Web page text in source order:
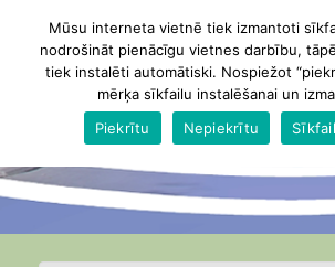
Mūsu interneta vietnē tiek izmantoti
nodrošināt pienācīgu vietnes darbību,
tiek instalēti automātiski. Nospiežot
mērķa sīkfailu instalēšanai un
Piekrītu
Nepiekrītu